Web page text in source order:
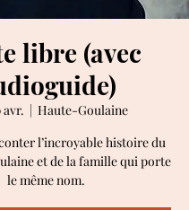
libre (avec
avr.
  |
Haute-Goulaine
l’incroyable histoire du
et de la famille qui porte
le même nom.